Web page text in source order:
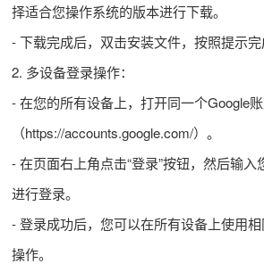
择适合您操作系统的版本进行下载。
- 下载完成后，双击安装文件，按照提示完
2. 多设备登录操作：
- 在您的所有设备上，打开同一个Google
（https://accounts.google.com/）。
- 在页面右上角点击“登录”按钮，然后输入
进行登录。
- 登录成功后，您可以在所有设备上使用
操作。